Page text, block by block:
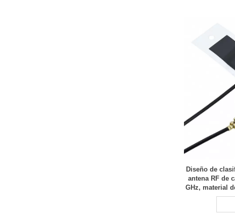
Diseño de
antena RF de
GHz, material
RCD